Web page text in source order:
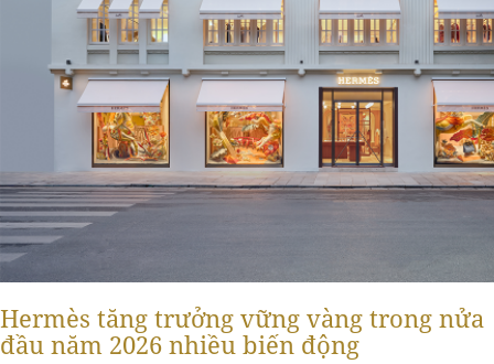
Hermès tăng trưởng vững vàng trong nửa
đầu năm 2026 nhiều biến động